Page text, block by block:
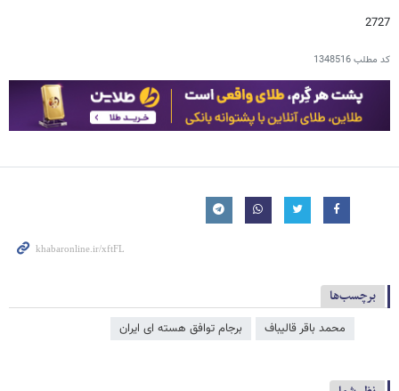
2727
کد مطلب1348516
برچسب‌ها
محمد باقر قالیباف برجام توافق هسته ای ایران